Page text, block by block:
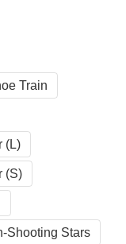
Train
(L)
(S)
Shooting Stars